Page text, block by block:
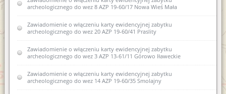
archeologicznego do wez 8 AZP 19-60/17 Nowa Wieś Mała
Zawiadomienie o włączeniu karty ewidencyjnej zabytku
archeologicznego do wez 20 AZP 19-60/41 Praslity
Zawiadomienie o włączeniu karty ewidencyjnej zabytku
archeologicznego do wez 3 AZP 13-61/11 Górowo Iławeckie
Zawiadomienie o włączeniu karty ewidencyjnej zabytku
archeologicznego do wez 14 AZP 19-60/35 Smolajny